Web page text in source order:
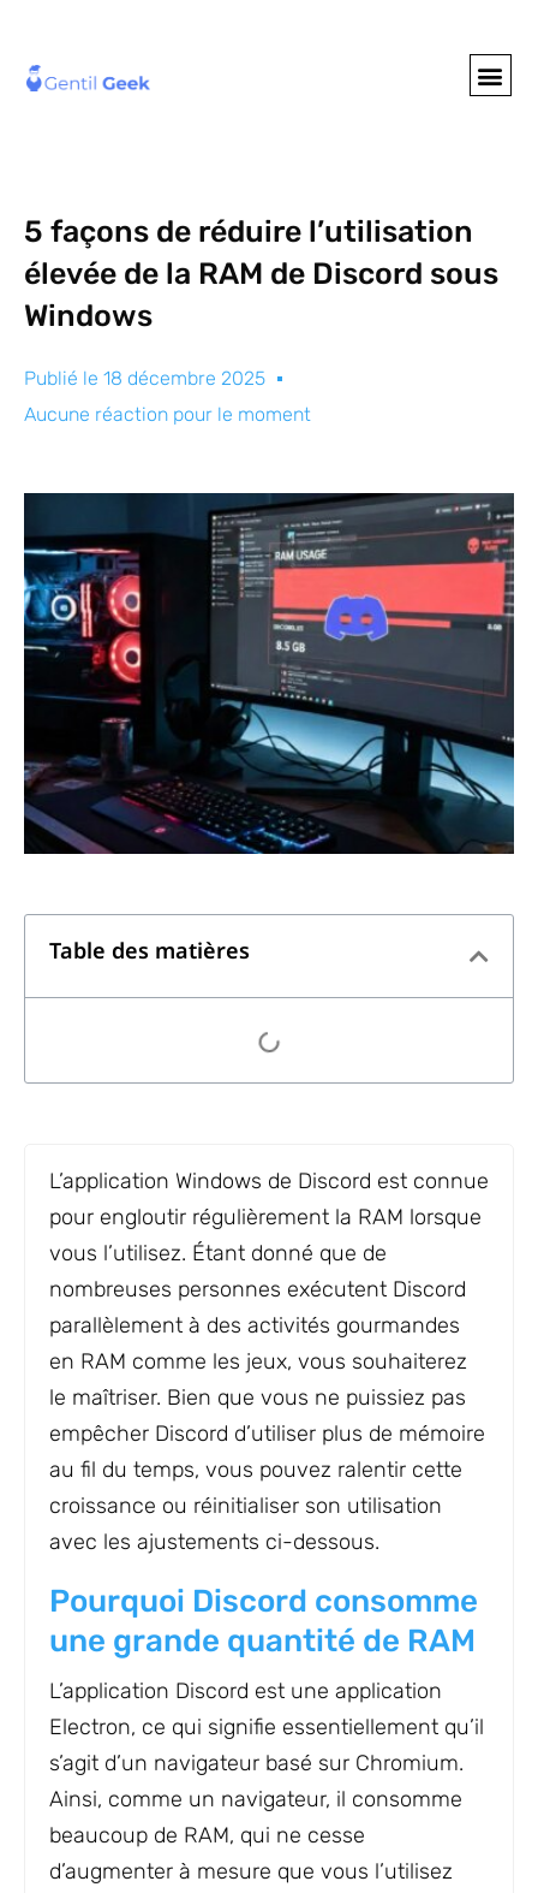
5 façons de réduire l’utilisation
élevée de la RAM de Discord sous
Windows
Publié le 18 décembre 2025
Aucune réaction pour le moment
Table des matières
L’application Windows de Discord est connue
pour engloutir régulièrement la RAM lorsque
vous l’utilisez. Étant donné que de
nombreuses personnes exécutent Discord
parallèlement à des activités gourmandes
en RAM comme les jeux, vous souhaiterez
le maîtriser. Bien que vous ne puissiez pas
empêcher Discord d’utiliser plus de mémoire
au fil du temps, vous pouvez ralentir cette
croissance ou réinitialiser son utilisation
avec les ajustements ci-dessous.
Pourquoi Discord consomme
une grande quantité de RAM
L’application Discord est une application
Electron, ce qui signifie essentiellement qu’il
s’agit d’un navigateur basé sur Chromium.
Ainsi, comme un navigateur, il consomme
beaucoup de RAM, qui ne cesse
d’augmenter à mesure que vous l’utilisez